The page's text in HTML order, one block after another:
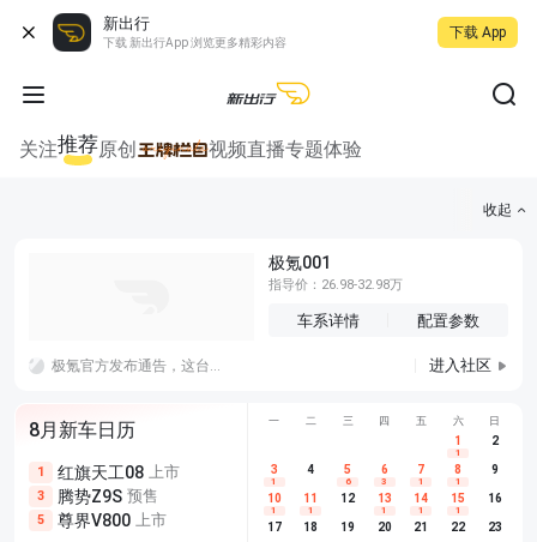
新出行
下载 新出行App 浏览更多精彩内容
下载 App
关注推荐原创 视频直播专题体验
收起
极氪001
指导价：26.98-32.98万
车系详情 配置参数
极氪官方发布通告，这台过热失火的极氪7X之前发生过碰撞事故，没有在官方售后进行维修。 ​​​ 进入社区
8月新车日历
1 红旗天工08 上市
3 腾势Z9S 预售
5 尊界V800 上市
尊界V680 上市
享界G9 预售
别克至境L7 预售
埃安
长城H10
深蓝S05
一 二 三 四 五 六 日
1
1
2
3
1
4 5
6
6
3
7
1
8
1
9
10
1
11
1
12 13
1
14
1
15
1
16
17 18 19 20 21 22 23